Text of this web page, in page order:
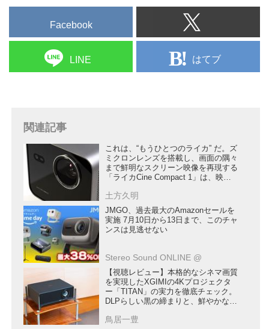
Facebook
LINE はてブ
関連記事
これは、“もうひとつのライカ” だ。ズ
ミクロンレンズを搭載し、画面の隅々
まで鮮明なスクリーン映像を再現する
「ライカCine Compact 1」は、映像
土方久明
JMGO、過去最大のAmazonセールを
実施 7月10日から13日まで、このチャ
ンスは見逃せない
Stereo Sound ONLINE @
【視聴レビュー】本格的なシネマ画質
を実現したXGIMIの4Kプロジェクタ
ー「TITAN」の実力を徹底チェック。
DLPらしい黒の締まりと、鮮やかな色
目機
鳥居一豊